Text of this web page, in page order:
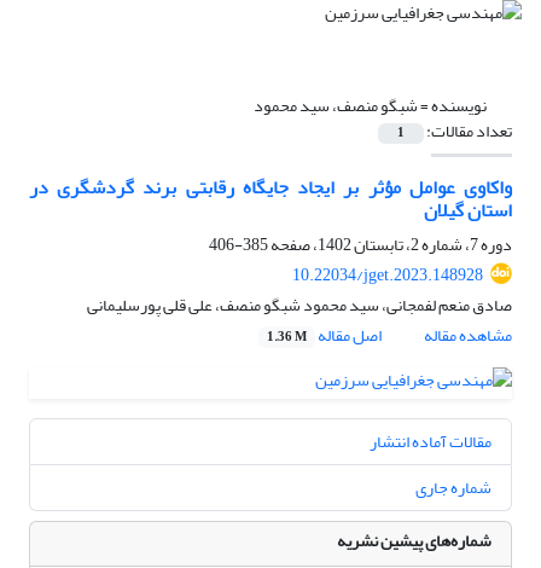
نویسنده =شبگو منصف، سید محمود
تعداد مقالات: 1
واکاوی عوامل مؤثر بر ایجاد جایگاه رقابتی برند گردشگری در
استان گیلان
دوره 7، شماره 2، تابستان 1402، صفحه
385-406
10.22034/jget.2023.148928
صادق منعم لفمجانی، سید محمود شبگو منصف، علی قلی پورسلیمانی
مشاهده مقاله
اصل مقاله 1.36 M
مقالات آماده انتشار
شماره جاری
شماره‌های پیشین نشریه